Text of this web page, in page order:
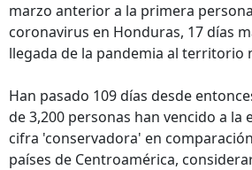
marzo anterior a la primera
coronavirus en Honduras, 17 días
llegada de la pandemia al territorio
Han pasado 109 días desde
de 3,200 personas han vencido a la
cifra 'conservadora' en
países de Centroamérica,